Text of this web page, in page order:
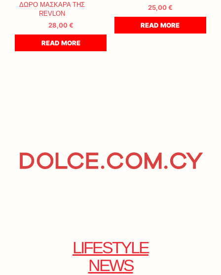
ΔΩΡΟ ΜΑΣΚΑΡΑ ΤΗΣ
REVLON
28,00€
READ MORE
25,00€
READ MORE
LIFESTYLE
NEWS